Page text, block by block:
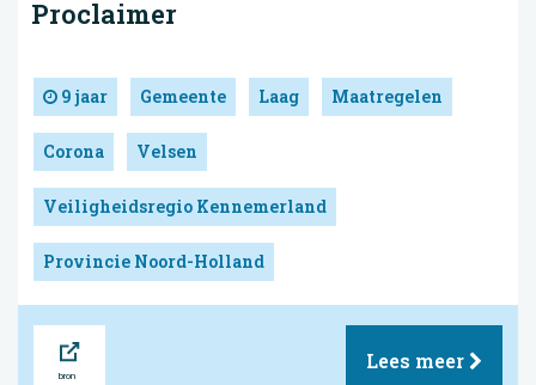
Proclaimer
9 jaar Gemeente Laag Maatregelen
Corona Velsen
Veiligheidsregio Kennemerland
Provincie Noord-Holland
Lees meer